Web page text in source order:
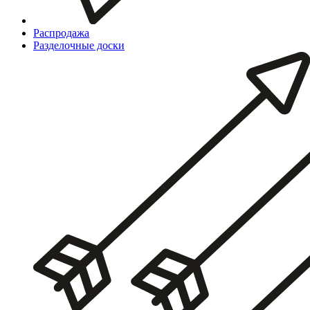
Распродажа
Разделочные доски